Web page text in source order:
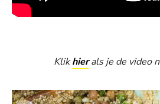
Klikhierals je de video